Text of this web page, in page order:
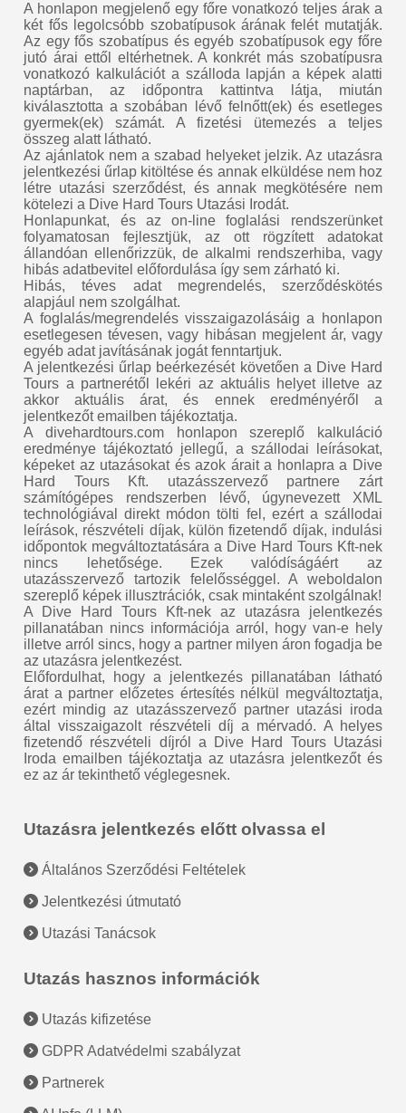
A honlapon megjelenő egy főre vonatkozó teljes árak a
két fős legolcsóbb szobatípusok árának felét mutatják.
Az egy fős szobatípus és egyéb szobatípusok egy főre
jutó árai ettől eltérhetnek. A konkrét más szobatípusra
vonatkozó kalkulációt a szálloda lapján a képek alatti
naptárban, az időpontra kattintva látja, miután
kiválasztotta a szobában lévő felnőtt(ek) és esetleges
gyermek(ek) számát. A fizetési ütemezés a teljes
összeg alatt látható.
Az ajánlatok nem a szabad helyeket jelzik. Az utazásra
jelentkezési űrlap kitöltése és annak elküldése nem hoz
létre utazási szerződést, és annak megkötésére nem
kötelezi a Dive Hard Tours Utazási Irodát.
Honlapunkat, és az on-line foglalási rendszerünket
folyamatosan fejlesztjük, az ott rögzített adatokat
állandóan ellenőrizzük, de alkalmi rendszerhiba, vagy
hibás adatbevitel előfordulása így sem zárható ki.
Hibás, téves adat megrendelés, szerződéskötés
alapjául nem szolgálhat.
A foglalás/megrendelés visszaigazolásáig a honlapon
esetlegesen tévesen, vagy hibásan megjelent ár, vagy
egyéb adat javításának jogát fenntartjuk.
A jelentkezési űrlap beérkezését követően a Dive Hard
Tours a partnerétől lekéri az aktuális helyet illetve az
akkor aktuális árat, és ennek eredményéről a
jelentkezőt emailben tájékoztatja.
A divehardtours.com honlapon szereplő kalkuláció
eredménye tájékoztató jellegű, a szállodai leírásokat,
képeket az utazásokat és azok árait a honlapra a Dive
Hard Tours Kft. utazásszervező partnere zárt
számítógépes rendszerben lévő, úgynevezett XML
technológiával direkt módon tölti fel, ezért a szállodai
leírások, részvételi díjak, külön fizetendő díjak, indulási
időpontok megváltoztatására a Dive Hard Tours Kft-nek
nincs lehetősége. Ezek valódíságáért az
utazásszervező tartozik felelősséggel. A weboldalon
szereplő képek illusztrációk, csak mintaként szolgálnak!
A Dive Hard Tours Kft-nek az utazásra jelentkezés
pillanatában nincs információja arról, hogy van-e hely
illetve arról sincs, hogy a partner milyen áron fogadja be
az utazásra jelentkezést.
Előfordulhat, hogy a jelentkezés pillanatában látható
árat a partner előzetes értesítés nélkül megváltoztatja,
ezért mindig az utazásszervező partner utazási iroda
által visszaigazolt részvételi díj a mérvadó. A helyes
fizetendő részvételi díjról a Dive Hard Tours Utazási
Iroda emailben tájékoztatja az utazásra jelentkezőt és
ez az ár tekinthető véglegesnek.
Utazásra jelentkezés előtt olvassa el
Általános Szerződési Feltételek
Jelentkezési útmutató
Utazási Tanácsok
Utazás hasznos információk
Utazás kifizetése
GDPR Adatvédelmi szabályzat
Partnerek